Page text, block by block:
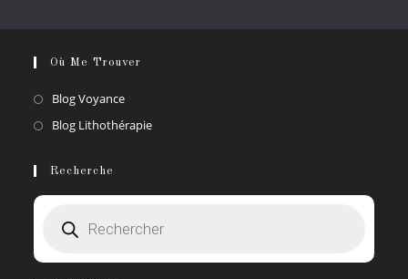
Où Me Trouver
Blog VoyanceS’ouvre
dans
Blog LithothérapieS’ouvre
nouvel
Recherche
produits